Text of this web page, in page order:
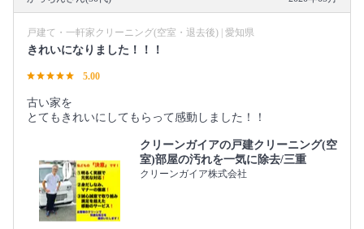
戸建て・一軒家クリーニング(空室・退去後) | 愛知県
きれいになりました！！！
5.00
古い家を
とてもきれいにしてもらって感動しました！！
クリーンガイアの戸建クリーニング(空
室)部屋の汚れを一気に除去/三重
クリーンガイア株式会社